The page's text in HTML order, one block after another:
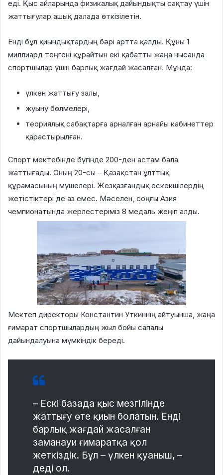
еді. Қыс айларында физикалық дайындықты сақтау үшін
жаттығулар ашық далада өткізілетін.
Енді бұл қиындықтардың бәрі артта қалды. Құны 1
миллиард теңгені құрайтын екі қабатты жаңа нысанда
спортшылар үшін барлық жағдай жасалған. Мұнда:
үлкен жаттығу залы,
жуыну бөлмелері,
теориялық сабақтарға арналған арнайы кабинеттер
қарастырылған.
Спорт мектебінде бүгінде 200-ден астам бала
жаттығады. Оның 20-сы – Қазақстан ұлттық
құрамасының мүшелері. Жезқазғандық ескекшілердің
жетістіктері де аз емес. Мәселен, соңғы Азия
чемпионатында жерлестеріміз 8 медаль жеңіп алды.
Мектеп директоры Константин Уткиннің айтуынша, жаңа
ғимарат спортшылардың жыл бойы сапалы
дайындалуына мүмкіндік береді.
– Ескі базада қыс мезгілінде
жаттығу өте қиын болатын. Енді
барлық жағдай жасалған
заманауи ғимаратқа қол
жеткіздік. Бұл – үлкен қуаныш, –
деді ол.